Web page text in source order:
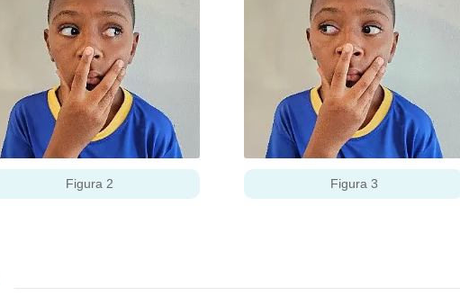
Figura 2 Figura 3